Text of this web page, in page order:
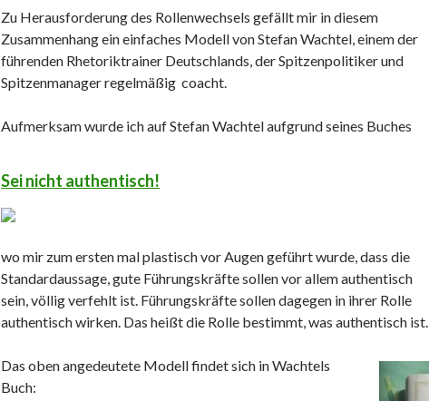
Zu Herausforderung des Rollenwechsels gefällt mir in diesem
Zusammenhang ein einfaches Modell von Stefan Wachtel, einem der
führenden Rhetoriktrainer Deutschlands, der Spitzenpolitiker und
Spitzenmanager regelmäßig coacht.
Aufmerksam wurde ich auf Stefan Wachtel aufgrund seines Buches
Sei nicht authentisch!
wo mir zum ersten mal plastisch vor Augen geführt wurde, dass die
Standardaussage, gute Führungskräfte sollen vor allem authentisch
sein, völlig verfehlt ist. Führungskräfte sollen dagegen in ihrer Rolle
authentisch wirken. Das heißt die Rolle bestimmt, was authentisch ist.
Das oben angedeutete Modell findet sich in Wachtels
Buch: